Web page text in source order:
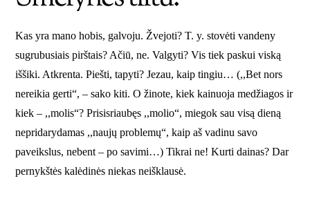
Kas yra mano hobis, galvoju. Žvejoti? T. y. stovėti vandeny
sugrubusiais pirštais? Ačiū, ne. Valgyti? Vis tiek paskui viską
iššiki. Atkrenta. Piešti, tapyti? Jezau, kaip tingiu… (,,Bet nors
nereikia gerti“, – sako kiti. O žinote, kiek kainuoja medžiagos ir
kiek – ,,molis“? Prisisriaubęs ,,molio“, miegok sau visą dieną
nepridarydamas ,,naujų problemų“, kaip aš vadinu savo
paveikslus, nebent – po savimi…) Tikrai ne! Kurti dainas? Dar
pernykštės kalėdinės niekas neišklausė.